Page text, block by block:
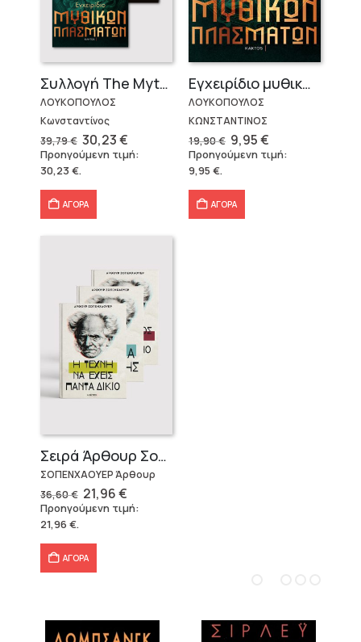
Συλλογή The Mythologist (2 βιβλία)
ΛΟΥΚΟΠΟΥΛΟΣ
Κωνσταντίνος
39,79€ Original
price
was:
39,79 €.
30,23€Η
τρέχουσα
τιμή
Προηγούμενη τιμή:
30,23€.
ΑΓΟΡΑ
Εγχειρίδιο μυθικών πλασμάτων
ΛΟΥΚΟΠΟΥΛΟΣ
ΚΩΝΣΤΑΝΤΙΝΟΣ
19,90€ Original
price
was:
9,95€Η
τρέχουσα
τιμή
Προηγούμενη τιμή:
9,95 €.
ΑΓΟΡΑ
Σειρά Άρθουρ Σοπενχάουερ (3 βιβλία)
ΣΟΠΕΝΧΑΟΥΕΡ Άρθουρ
36,60€ Original
price
was:
21,96€Η
τρέχουσα
τιμή
Προηγούμενη τιμή:
21,96 €.
ΑΓΟΡΑ